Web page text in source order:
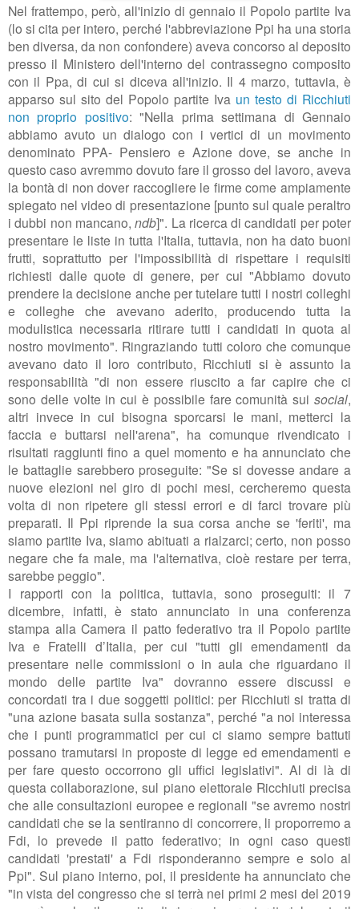
Nel frattempo, però, all'inizio di gennaio il Popolo partite Iva
(lo si cita per intero, perché l'abbreviazione Ppi ha una storia
ben diversa, da non confondere) aveva concorso al deposito
presso il Ministero dell'interno del contrassegno composito
con il Ppa, di cui si diceva all'inizio. Il 4 marzo, tuttavia, è
apparso sul sito del Popolo partite Iva un testo di Ricchiuti
non proprio positivo: "Nella prima settimana di Gennaio
abbiamo avuto un dialogo con i vertici di un movimento
denominato PPA- Pensiero e Azione dove, se anche in
questo caso avremmo dovuto fare il grosso del lavoro, aveva
la bontà di non dover raccogliere le firme come ampiamente
spiegato nel video di presentazione [punto sul quale peraltro
i dubbi non mancano,ndb]". La ricerca di candidati per poter
presentare le liste in tutta l'Italia, tuttavia, non ha dato buoni
frutti, soprattutto per l'impossibilità di rispettare i requisiti
richiesti dalle quote di genere, per cui "Abbiamo dovuto
prendere la decisione anche per tutelare tutti i nostri colleghi
e colleghe che avevano aderito, producendo tutta la
modulistica necessaria ritirare tutti i candidati in quota al
nostro movimento". Ringraziando tutti coloro che comunque
avevano dato il loro contributo, Ricchiuti si è assunto la
responsabilità "di non essere riuscito a far capire che ci
sono delle volte in cui è possibile fare comunità sui social,
altri invece in cui bisogna sporcarsi le mani, metterci la
faccia e buttarsi nell'arena", ha comunque rivendicato i
risultati raggiunti fino a quel momento e ha annunciato che
le battaglie sarebbero proseguite: "Se si dovesse andare a
nuove elezioni nel giro di pochi mesi, cercheremo questa
volta di non ripetere gli stessi errori e di farci trovare più
preparati. Il Ppi riprende la sua corsa anche se 'feriti', ma
siamo partite Iva, siamo abituati a rialzarci; certo, non posso
negare che fa male, ma l'alternativa, cioè restare per terra,
sarebbe peggio".
I rapporti con la politica, tuttavia, sono proseguiti: il 7
dicembre, infatti, è stato annunciato in una conferenza
stampa alla Camera il patto federativo tra il Popolo partite
Iva e Fratelli d’Italia, per cui"tutti gli emendamenti da
presentare nelle commissioni o in aula che riguardano il
mondo delle partite Iva" dovranno essere discussi e
concordati tra i due soggetti politici: per Ricchiuti si tratta di
"una azione basata sulla sostanza", perché "a noi interessa
che i punti programmatici per cui ci siamo sempre battuti
possano tramutarsi in proposte di legge ed emendamenti e
per fare questo occorrono gli uffici legislativi". Al di là di
questa collaborazione, sul piano elettorale Ricchiuti precisa
che alle consultazioni europee e regionali "se avremo nostri
candidati che se la sentiranno di concorrere, li proporremo a
Fdi, lo prevede il patto federativo; in ogni caso questi
candidati 'prestati' a Fdi risponderanno sempre e solo al
Ppi". Sul piano interno, poi, il presidente ha annunciato che
"in vista del congresso che si terrà nei primi 2 mesi del 2019